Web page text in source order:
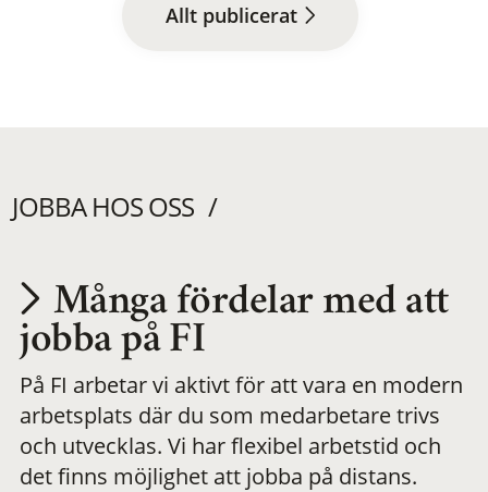
Allt publicerat
JOBBA HOS OSS
Utvecklas på en
meningsfull och
flexibel
Många fördelar med att
jobba på FI
På FI arbetar vi aktivt för att vara en modern
arbetsplats där du som medarbetare trivs
och utvecklas. Vi har flexibel arbetstid och
det finns möjlighet att jobba på distans.